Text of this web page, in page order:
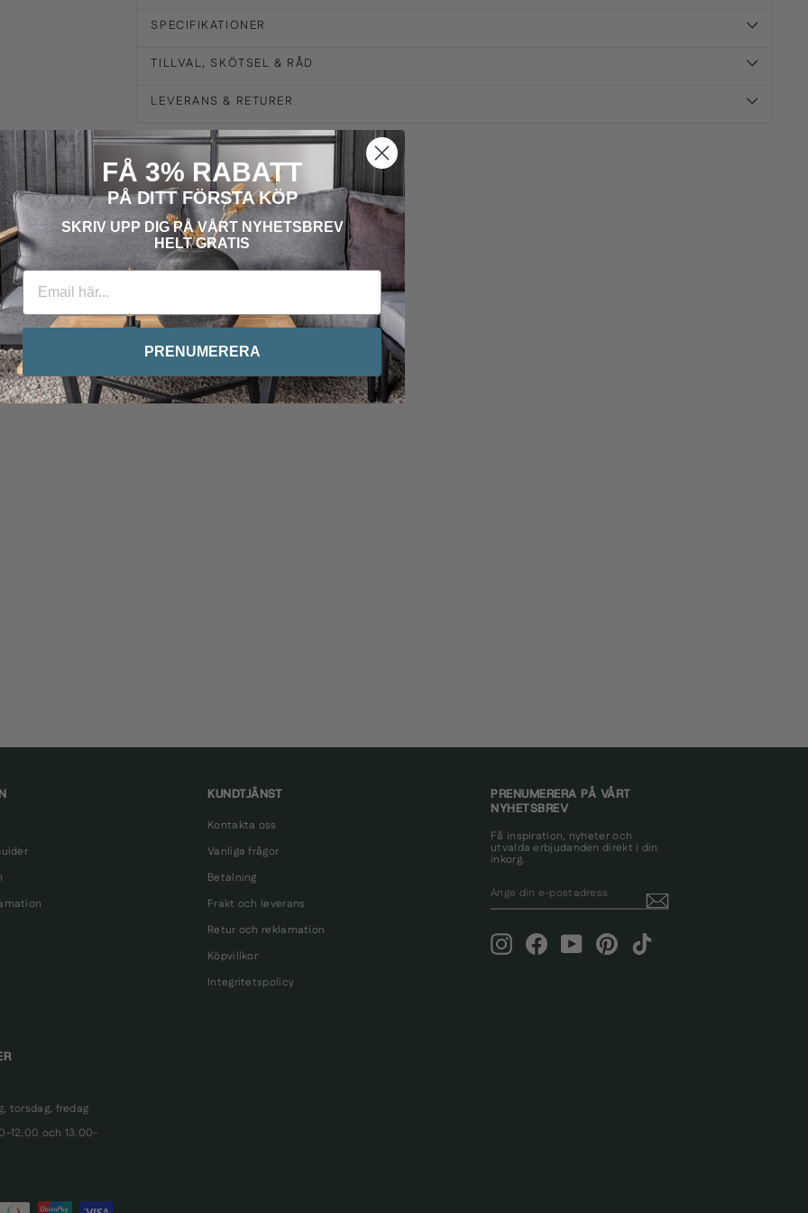
SPECIFIKATIONER
TILLVAL, SKÖTSEL & RÅD
LEVERANS & RETURER
KUNDTJÄNST
Kontakta oss
Vanliga frågor
Betalning
Frakt och leverans
Retur och reklamation
Köpvillkor
Integritetspolicy
PRENUMERERA PÅ VÅRT
NYHETSBREV
Få inspiration, nyheter och
utvalda erbjudanden direkt i din
inkorg.
DIN
E-
InstagramFacebookYouTubePinterest
torsdag, fredag
12.00 och 13.00-
FÅ 3% RABATT
PÅ DITT FÖRSTA KÖP
SKRIV UPP DIG PÅ VÅRT NYHETSBREV
HELT GRATIS
PRENUMERERA